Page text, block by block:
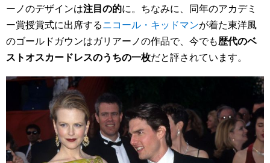
ーノのデザインは注目の的に。ちなみに、同年のアカデミ
ー賞授賞式に出席するニコール・キッドマンが着た東洋風
のゴールドガウンはガリアーノの作品で、今でも歴代のベ
ストオスカードレスのうちの一枚だと評されています。